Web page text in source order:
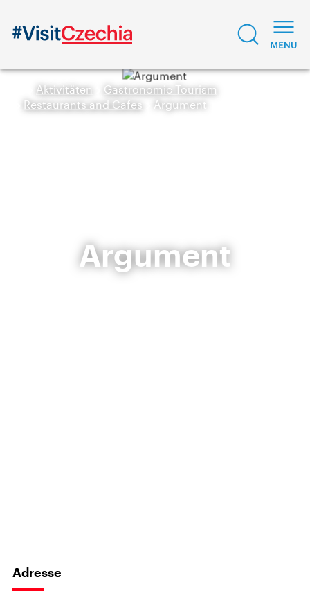
Aktivitäten
Gastronomic Tourism
Restaurants and Cafes
Argument
Argument
Adresse